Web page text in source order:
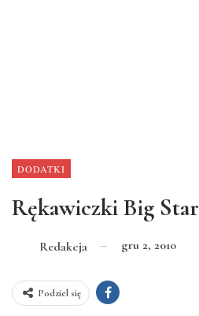
DODATKI
Rękawiczki Big Star
Redakcja gru 2, 2010
Podziel się